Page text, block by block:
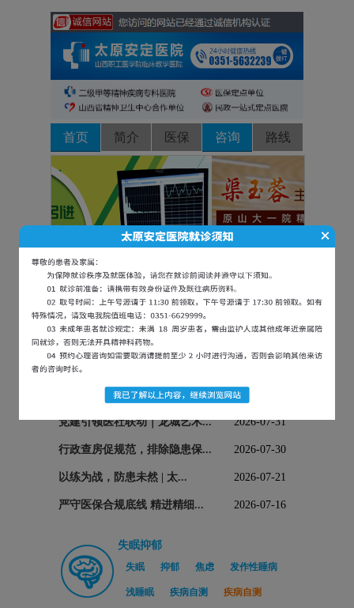
首页 简介 医保 咨询 路线
医院新闻
党建引领医社联动｜龙城艺术... 2026-07-31
行政查房促规范，排除隐患保... 2026-07-30
以练为战，防患未然 | 太... 2026-07-21
严守医保合规底线 精进精细... 2026-07-16
失眠抑郁
失眠 抑郁 焦虑 发作性睡病
浅睡眠 疾病自测 疾病自测